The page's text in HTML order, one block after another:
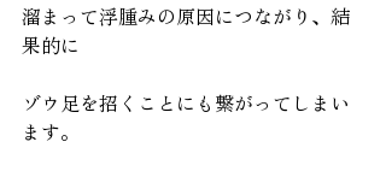
溜まって浮腫みの原因につながり、結
果的に
ゾウ足を招くことにも繋がってしまい
ます。